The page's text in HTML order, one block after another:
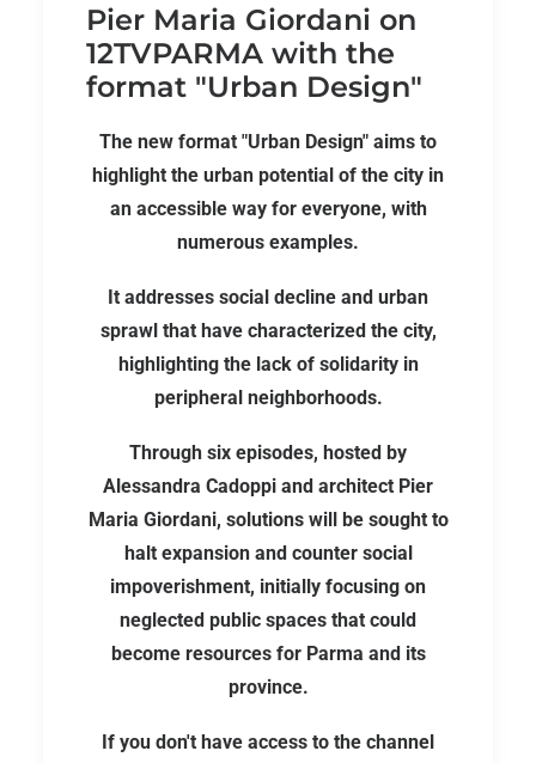
Pier Maria Giordani on
12TVPARMA with the
format "Urban Design"
The new format "Urban Design" aims to
highlight the urban potential of the city in
an accessible way for everyone, with
numerous examples.
It addresses social decline and urban
sprawl that have characterized the city,
highlighting the lack of solidarity in
peripheral neighborhoods.
Through six episodes, hosted by
Alessandra Cadoppi and architect Pier
Maria Giordani, solutions will be sought to
halt expansion and counter social
impoverishment, initially focusing on
neglected public spaces that could
become resources for Parma and its
province.
If you don't have access to the channel